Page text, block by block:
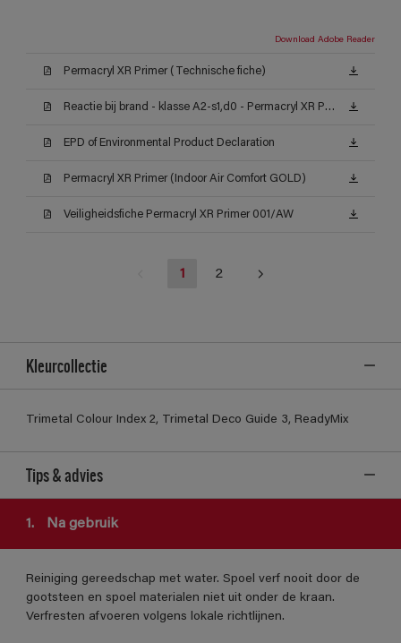
Download Adobe Reader
Permacryl XR Primer (Technische fiche)
Reactie bij brand - klasse A2-s1,d0 - Permacryl XR Primer
EPD of Environmental Product Declaration
Permacryl XR Primer (Indoor Air Comfort GOLD)
Veiligheidsfiche Permacryl XR Primer 001/AW
1 2
Kleurcollectie
Trimetal Colour Index 2, Trimetal Deco Guide 3, ReadyMix
Tips & advies
1. Na gebruik
Reiniging gereedschap met water. Spoel verf nooit door de
gootsteen en spoel materialen niet uit onder de kraan.
Verfresten afvoeren volgens lokale richtlijnen.